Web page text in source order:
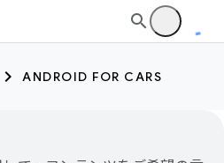
ANDROID FOR CARS